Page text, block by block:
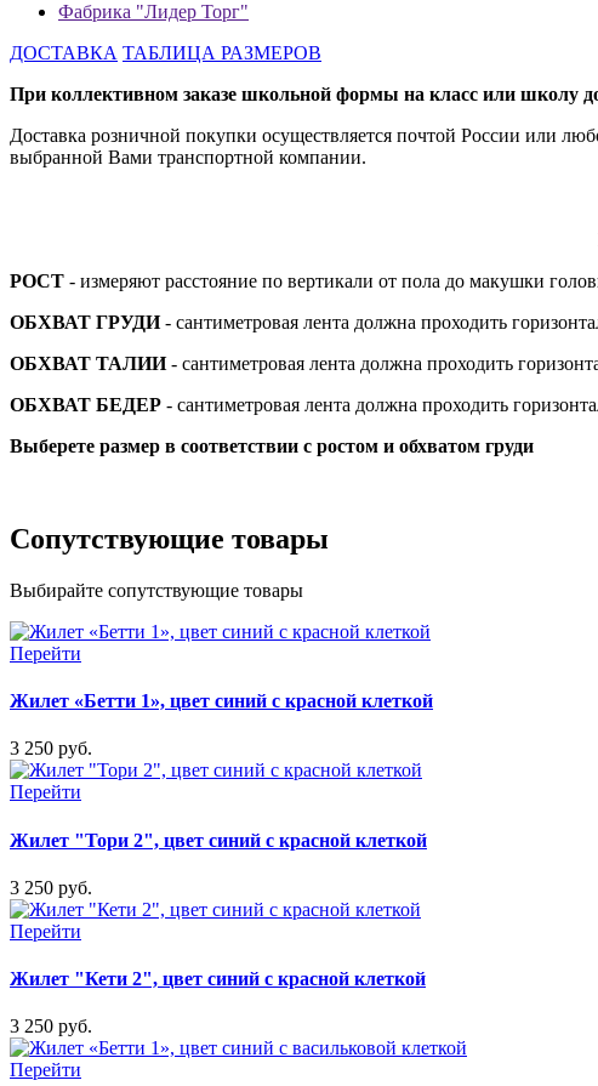
Фабрика "Лидер Торг"
ДОСТАВКА ТАБЛИЦА РАЗМЕРОВ
При коллективном заказе школьной формы на класс или школу
Доставка розничной покупки осуществляется почтой России или
выбранной Вами транспортной компании.
РОСТ - измеряют расстояние по вертикали от пола до макушки
ОБХВАТ ГРУДИ- сантиметровая лента должна проходить
ОБХВАТ ТАЛИИ- сантиметровая лента должна проходить
ОБХВАТ БЕДЕР - сантиметровая лента должна проходить
Выберете размер в соответствии с ростом и обхватом груди
Сопутствующие товары
Выбирайте сопутствующие товары
Перейти
Жилет «Бетти 1», цвет синий с красной клеткой
3 250 руб.
Перейти
Жилет "Тори 2", цвет синий с красной клеткой
3 250 руб.
Перейти
Жилет "Кети 2", цвет синий с красной клеткой
3 250 руб.
Перейти